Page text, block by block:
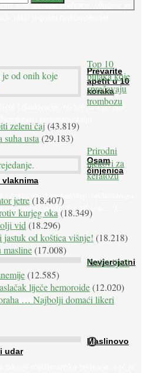
kao dodatak prehrane, odgovor je:
Prevarite
apetit u 10
koraka
i gladovanje, no srećom po nas
i pretjeranu želju ...
Osam
činjenica
vlaknima
i zašto nas bombardiraju reklamama i
najviši postotak vlakana ... 1.
Nevjerojatni
uz srce, oči i živce, od kojih pati
stadiju bolesti, jabuke ...
Maslinovo
udar
mediteranske prehrane, već je
Top 10
biljaka koje
sprečavaju
trombozu
zeleni čaj(43.819)
usta (29.183)
Prirodni
lijekovi za
keratozu
jetre(18.407)
kurjeg oka (18.349)
vid (18.296)
od koštica višnje! (18.218)
masline(17.008)
Peršin liječi
(12.585)
liječe hemoroide(12.020)
… Najbolji domaći likeri
O